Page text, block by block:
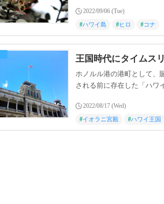
2022/09/06 (Tue)
#ハワイ島 #ヒロ #コナ
王国時代にタイムス
ホノルル港の港町として、
される前に存在した「ハワ
2022/08/17 (Wed)
#イオラニ宮殿 #ハワイ王国